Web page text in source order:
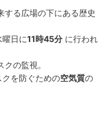
する広場の下にある歴史
日に11時45分 に行われ
クの監視。
を防ぐための空気質の